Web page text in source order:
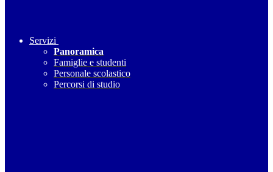
Servizi
Panoramica
Famiglie e studenti
Personale scolastico
Percorsi di studio